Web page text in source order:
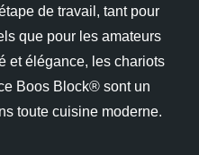
de travail, tant pour
que pour les amateurs
et élégance, les chariots
Boos Block® sont un
toute cuisine moderne.